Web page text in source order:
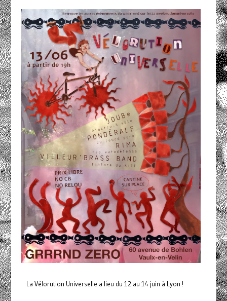
La Vélorution Universelle a lieu du 12 au 14 juin à Lyon !